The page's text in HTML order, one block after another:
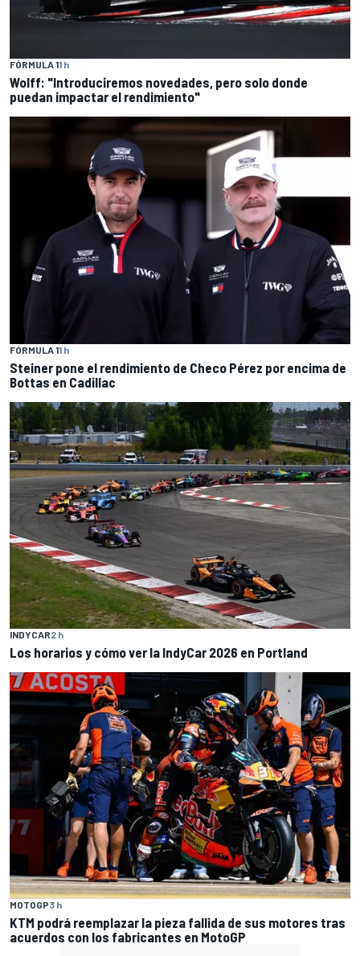
FÓRMULA 11 h
Wolff: "Introduciremos novedades, pero solo donde
puedan impactar el rendimiento"
FÓRMULA 11 h
Steiner pone el rendimiento de Checo Pérez por encima de
Bottas en Cadillac
INDYCAR2 h
Los horarios y cómo ver la IndyCar 2026 en Portland
MOTOGP3 h
KTM podrá reemplazar la pieza fallida de sus motores tras
acuerdos con los fabricantes en MotoGP